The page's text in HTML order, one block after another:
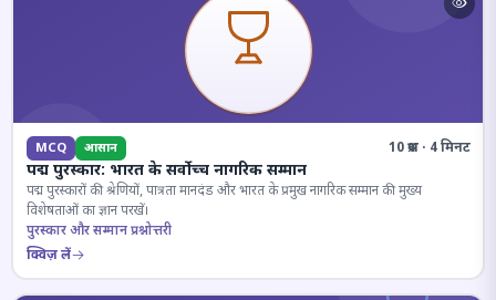
MCQ आसान 10 प्रश्न · 4 मिनट
पद्म पुरस्कार: भारत के सर्वोच्च नागरिक सम्मान
पद्म पुरस्कारों की श्रेणियों, पात्रता मानदंड और भारत के प्रमुख नागरिक सम्मान की मुख्य
विशेषताओं का ज्ञान परखें।
पुरस्कार और सम्मान प्रश्नोत्तरी
क्विज़ लें